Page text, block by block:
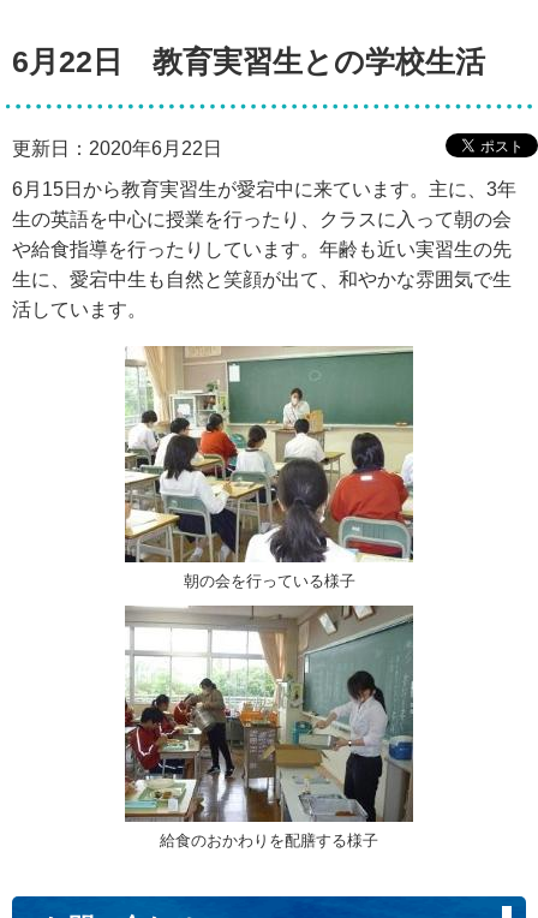
6月22日 教育実習生との学校生活
更新日：2020年6月22日
6月15日から教育実習生が愛宕中に来ています。主に、3年
生の英語を中心に授業を行ったり、クラスに入って朝の会
や給食指導を行ったりしています。年齢も近い実習生の先
生に、愛宕中生も自然と笑顔が出て、和やかな雰囲気で生
活しています。
朝の会を行っている様子
給食のおかわりを配膳する様子